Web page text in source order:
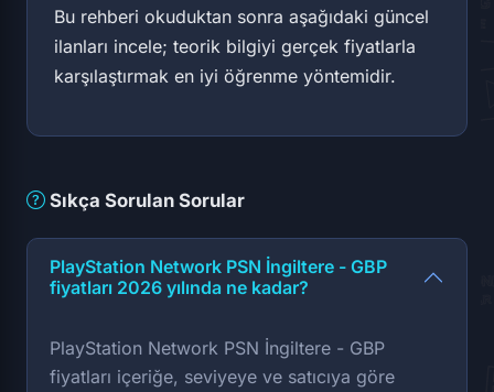
Bu rehberi okuduktan sonra aşağıdaki güncel
ilanları incele; teorik bilgiyi gerçek fiyatlarla
karşılaştırmak en iyi öğrenme yöntemidir.
Sıkça Sorulan Sorular
PlayStation Network PSN İngiltere - GBP
fiyatları 2026 yılında ne kadar?
PlayStation Network PSN İngiltere - GBP
fiyatları içeriğe, seviyeye ve satıcıya göre